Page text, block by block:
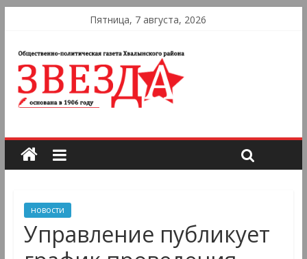
Пятница, 7 августа, 2026
новости
Управление публикует